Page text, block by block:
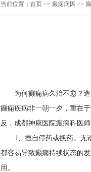
当前位置： 首页 >> 癫痫病因 >>
为何癫痫病久治不愈？
癫痫疾病非一朝一夕，重在
反，成都神康医院癫痫科医
1、擅自停药或换药。无
都容易导致癫痫持续状态的
用。